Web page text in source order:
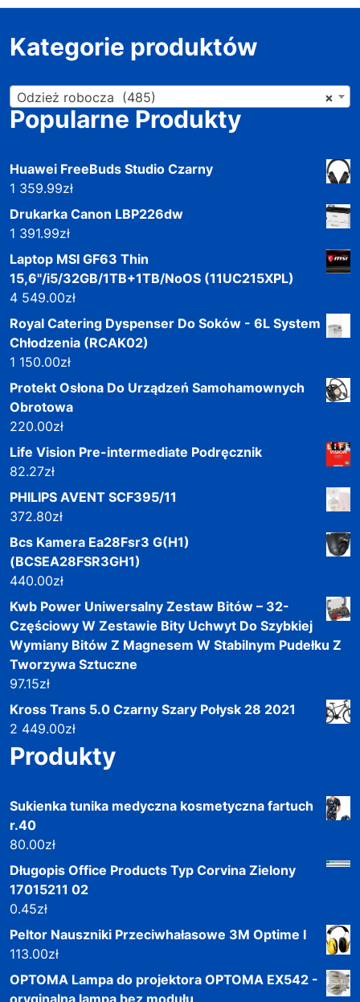
Kategorie produktów
×
Odzież robocza (485)
Popularne Produkty
Huawei FreeBuds Studio Czarny
1 359.99zł
Drukarka Canon LBP226dw
1 391.99zł
Laptop MSI GF63 Thin
15,6"/i5/32GB/1TB+1TB/NoOS (11UC215XPL)
4 549.00zł
Royal Catering Dyspenser Do Soków - 6L System
Chłodzenia (RCAK02)
1 150.00zł
Protekt Osłona Do Urządzeń Samohamownych
Obrotowa
220.00zł
Life Vision Pre-intermediate Podręcznik
82.27zł
PHILIPS AVENT SCF395/11
372.80zł
Bcs Kamera Ea28Fsr3 G(H1)
(BCSEA28FSR3GH1)
440.00zł
Kwb Power Uniwersalny Zestaw Bitów – 32-
Częściowy W Zestawie Bity Uchwyt Do Szybkiej
Wymiany Bitów Z Magnesem W Stabilnym Pudełku Z
Tworzywa Sztuczne
97.15zł
Kross Trans 5.0 Czarny Szary Połysk 28 2021
2 449.00zł
Produkty
Sukienka tunika medyczna kosmetyczna fartuch
r.40
80.00zł
Długopis Office Products Typ Corvina Zielony
17015211 02
0.45zł
Peltor Nauszniki Przeciwhałasowe 3M Optime I
113.00zł
OPTOMA Lampa do projektora OPTOMA EX542 -
oryginalna lampa bez modułu